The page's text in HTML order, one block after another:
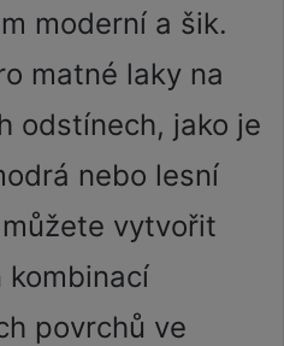
moderní a šik.
matné laky na
odstínech, jako je
nebo lesní
vytvořit
kombinací
povrchů ve